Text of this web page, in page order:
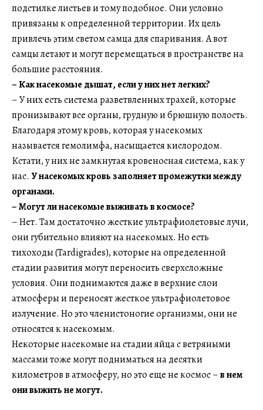
подстилке листьев и тому подобное. Они условно
привязаны к определенной территории. Их цель
привлечь этим светом самца для спаривания. А вот
самцы летают и могут перемещаться в пространстве на
большие расстояния.
–Как насекомые дышат, если у них нет легких?
– У них есть система разветвленных трахей, которые
пронизывают все органы, грудную и брюшную полость.
Благодаря этому кровь, которая у насекомых
называется гемолимфа, насыщается кислородом.
Кстати, у них не замкнутая кровеносная система, как у
нас. У насекомых кровь заполняет промежутки между
органами.
–​​​​​​​ Могут ли насекомые выживать в космосе?
– Нет. Там достаточно жесткие ультрафиолетовые лучи,
они губительно влияют на насекомых. Но есть
тихоходы (Tardigrades), которые на определенной
стадии развития могут переносить сверхсложные
условия. Они поднимаются даже в верхние слои
атмосферы и переносят жесткое ультрафиолетовое
излучение. Но это членистоногие организмы, они не
относятся к насекомым.
Некоторые насекомые на стадии яйца с ветряными
массами тоже могут подниматься на десятки
километров в атмосферу, но это еще не космос –в нем
они выжить не могут.